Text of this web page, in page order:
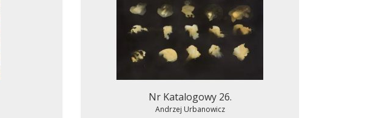
Nr Katalogowy 26.
Andrzej Urbanowicz